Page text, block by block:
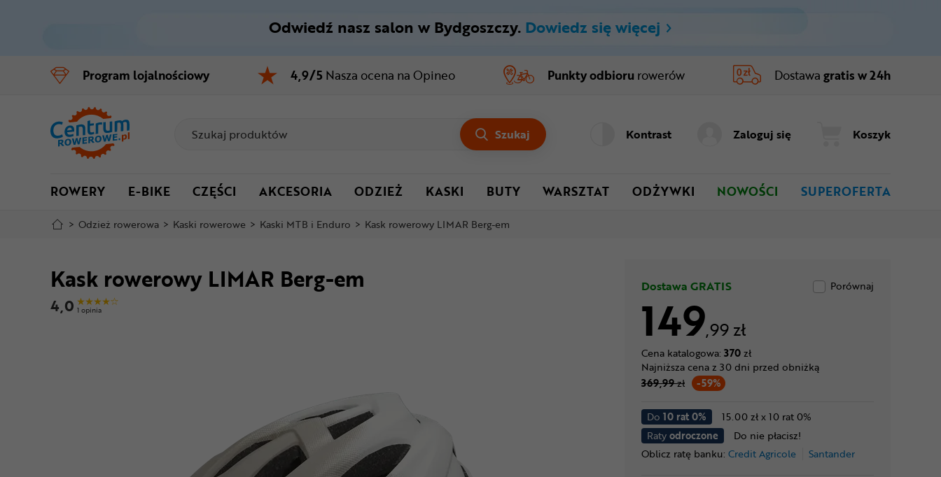
Menu główne
Informacje o produkcie
Do koszyka
Szczegółowe informacje
Mapa strony
Odwiedź nasz salon w Bydgoszczy. Dowiedz się więcej
Program lojalnościowy 4,9/5 Nasza ocena na Opineo Punkty odbioru rowerów Dostawa gratis w 24h
Szukaj Kontrast Zaloguj się Koszyk
ROWERY E-BIKE CZĘŚCI AKCESORIA ODZIEŻ KASKI BUTY WARSZTAT ODŻYWKI NOWOŚCI SUPEROFERTA
> Odzież rowerowa > Kaski rowerowe > Kaski MTB i Enduro > Kask rowerowy LIMAR Berg-em
Kask rowerowy LIMAR Berg-em
4,0 1 opinia
Dostawa GRATIS Porównaj
149,99 zł
Cena katalogowa: 370zł
-59%
Najniższa cena z 30 dni przed obniżką
369,99zł
Do 10 rat 0%
15.00 zł x 10 rat 0%
Ratyodroczone
Do nie płacisz!
Oblicz ratę banku: Credit Agricole Santander